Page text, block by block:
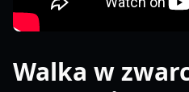
Walka w